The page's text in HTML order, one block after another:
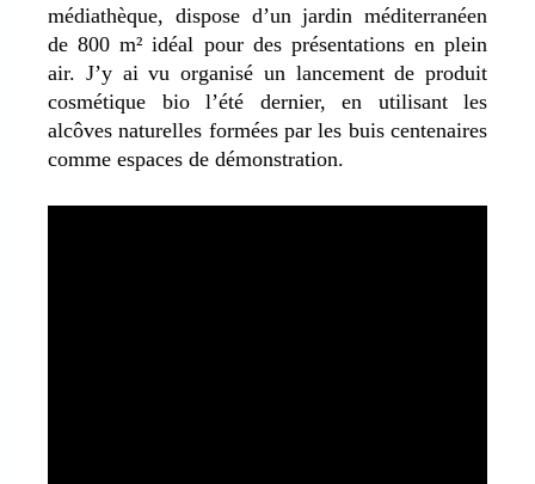
médiathèque, dispose d’un jardin méditerranéen
de 800 m² idéal pour des présentations en plein
air. J’y ai vu organisé un lancement de produit
cosmétique bio l’été dernier, en utilisant les
alcôves naturelles formées par les buis centenaires
comme espaces de démonstration.